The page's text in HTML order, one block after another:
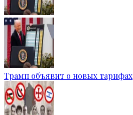
Трамп объявит о новых тарифах